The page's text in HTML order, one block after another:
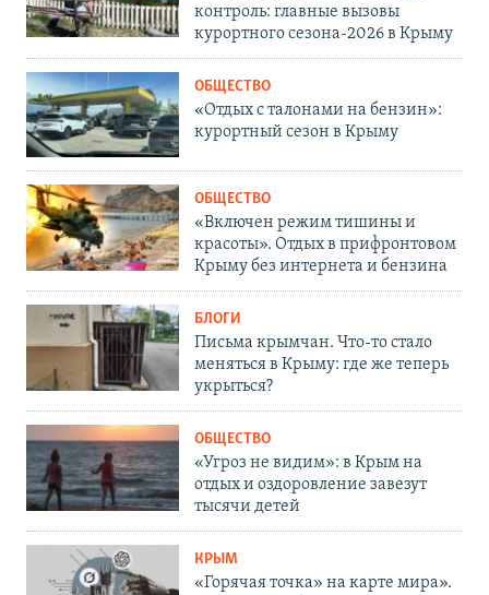
контроль: главные вызовы
курортного сезона-2026 в Крыму
ОБЩЕСТВО
«Отдых с талонами на бензин»:
курортный сезон в Крыму
ОБЩЕСТВО
«Включен режим тишины и
красоты». Отдых в прифронтовом
Крыму без интернета и бензина
БЛОГИ
Письма крымчан. Что-то стало
меняться в Крыму: где же теперь
укрыться?
ОБЩЕСТВО
«Угроз не видим»: в Крым на
отдых и оздоровление завезут
тысячи детей
КРЫМ
«Горячая точка» на карте мира».